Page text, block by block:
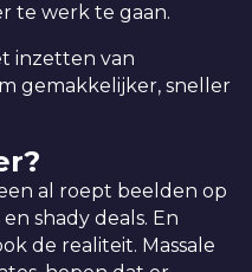
te werk te gaan.
inzetten van
gemakkelijker, sneller
al roept beelden op
shady deals. En
de realiteit. Massale